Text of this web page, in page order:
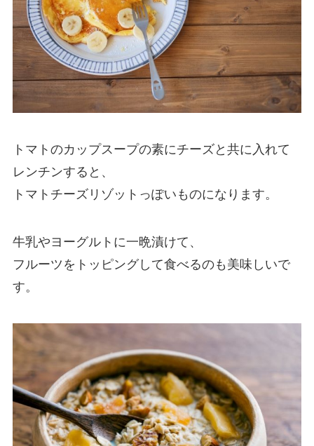
トマトのカップスープの素にチーズと共に入れて
レンチンすると、
トマトチーズリゾットっぽいものになります。
牛乳やヨーグルトに一晩漬けて、
フルーツをトッピングして食べるのも美味しいで
す。